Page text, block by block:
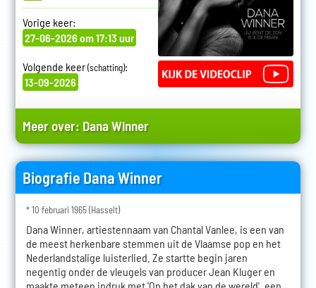
Vorige keer:
27-06-2026 om 17:13 uur
Volgende keer(schatting):
13-09-2026
Meer over: Dana Winner
Biografie Dana Winner
* 10 februari 1965 (Hasselt)
Dana Winner, artiestennaam van Chantal Vanlee, is een van
de meest herkenbare stemmen uit de Vlaamse pop en het
Nederlandstalige luisterlied. Ze startte begin jaren
negentig onder de vleugels van producer Jean Kluger en